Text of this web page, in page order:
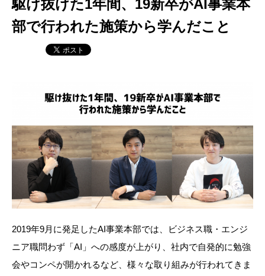
駆け抜けた1年間、19新卒がAI事業本
部で行われた施策から学んだこと
2019年9月に発足したAI事業本部では、ビジネス職・エンジ
ニア職問わず「AI」への感度が上がり、社内で自発的に勉強
会やコンペが開かれるなど、様々な取り組みが行われてきま